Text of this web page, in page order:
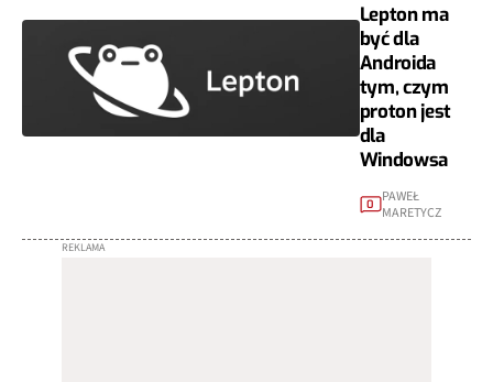
Lepton ma
być dla
Androida
tym, czym
proton jest
dla
Windowsa
0 PAWEŁ
MARETYCZ